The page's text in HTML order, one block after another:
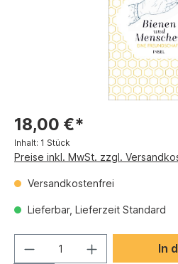
18,00 €*
Inhalt: 1 Stück
Preise inkl. MwSt. zzgl.
Versandkostenfrei
Lieferbar, Lieferzeit Standard
In